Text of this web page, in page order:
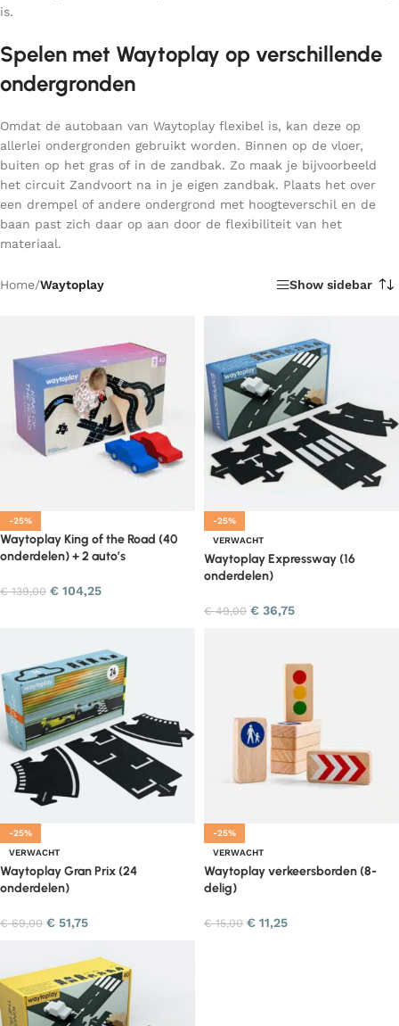
is.
Spelen met Waytoplay op verschillende
ondergronden
Omdat de autobaan van Waytoplay flexibel is, kan deze op
allerlei ondergronden gebruikt worden. Binnen op de vloer,
buiten op het gras of in de zandbak. Zo maak je bijvoorbeeld
het circuit Zandvoort na in je eigen zandbak. Plaats het over
een drempel of andere ondergrond met hoogteverschil en de
baan past zich daar op aan door de flexibiliteit van het
materiaal.
Home/Waytoplay Show sidebar
-25%
Waytoplay King of the Road (40
onderdelen) + 2 auto’s
€139,00 € 104,25
-25%
VERWACHT
Waytoplay Expressway (16
onderdelen)
€49,00 € 36,75
-25%
VERWACHT
Waytoplay Gran Prix (24
onderdelen)
€69,00 € 51,75
-25%
VERWACHT
Waytoplay verkeersborden (8-
delig)
€15,00 € 11,25